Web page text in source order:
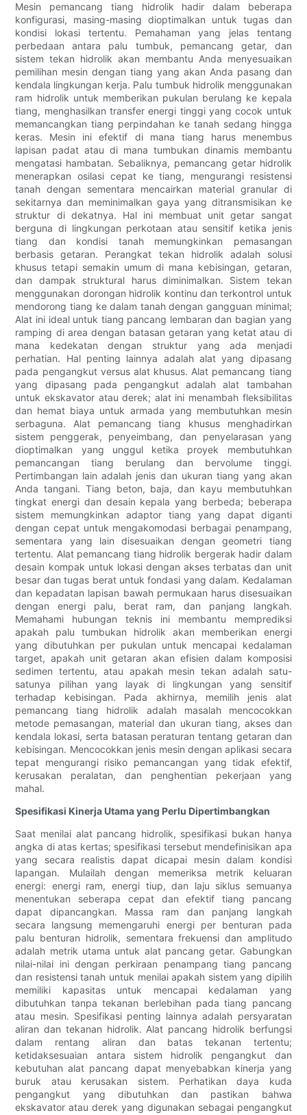
Mesin pemancang tiang hidrolik hadir dalam beberapa
konfigurasi, masing-masing dioptimalkan untuk tugas dan
kondisi lokasi tertentu. Pemahaman yang jelas tentang
perbedaan antara palu tumbuk, pemancang getar, dan
sistem tekan hidrolik akan membantu Anda menyesuaikan
pemilihan mesin dengan tiang yang akan Anda pasang dan
kendala lingkungan kerja. Palu tumbuk hidrolik menggunakan
ram hidrolik untuk memberikan pukulan berulang ke kepala
tiang, menghasilkan transfer energi tinggi yang cocok untuk
memancangkan tiang perpindahan ke tanah sedang hingga
keras. Mesin ini efektif di mana tiang harus menembus
lapisan padat atau di mana tumbukan dinamis membantu
mengatasi hambatan. Sebaliknya, pemancang getar hidrolik
menerapkan osilasi cepat ke tiang, mengurangi resistensi
tanah dengan sementara mencairkan material granular di
sekitarnya dan meminimalkan gaya yang ditransmisikan ke
struktur di dekatnya. Hal ini membuat unit getar sangat
berguna di lingkungan perkotaan atau sensitif ketika jenis
tiang dan kondisi tanah memungkinkan pemasangan
berbasis getaran. Perangkat tekan hidrolik adalah solusi
khusus tetapi semakin umum di mana kebisingan, getaran,
dan dampak struktural harus diminimalkan. Sistem tekan
menggunakan dorongan hidrolik kontinu dan terkontrol untuk
mendorong tiang ke dalam tanah dengan gangguan minimal;
Alat ini ideal untuk tiang pancang lembaran dan bagian yang
ramping di area dengan batasan getaran yang ketat atau di
mana kedekatan dengan struktur yang ada menjadi
perhatian. Hal penting lainnya adalah alat yang dipasang
pada pengangkut versus alat khusus. Alat pemancang tiang
yang dipasang pada pengangkut adalah alat tambahan
untuk ekskavator atau derek; alat ini menambah fleksibilitas
dan hemat biaya untuk armada yang membutuhkan mesin
serbaguna. Alat pemancang tiang khusus menghadirkan
sistem penggerak, penyeimbang, dan penyelarasan yang
dioptimalkan yang unggul ketika proyek membutuhkan
pemancangan tiang berulang dan bervolume tinggi.
Pertimbangan lain adalah jenis dan ukuran tiang yang akan
Anda tangani. Tiang beton, baja, dan kayu membutuhkan
tingkat energi dan desain kepala yang berbeda; beberapa
sistem memungkinkan adaptor tiang yang dapat diganti
dengan cepat untuk mengakomodasi berbagai penampang,
sementara yang lain disesuaikan dengan geometri tiang
tertentu. Alat pemancang tiang hidrolik bergerak hadir dalam
desain kompak untuk lokasi dengan akses terbatas dan unit
besar dan tugas berat untuk fondasi yang dalam. Kedalaman
dan kepadatan lapisan bawah permukaan harus disesuaikan
dengan energi palu, berat ram, dan panjang langkah.
Memahami hubungan teknis ini membantu memprediksi
apakah palu tumbukan hidrolik akan memberikan energi
yang dibutuhkan per pukulan untuk mencapai kedalaman
target, apakah unit getaran akan efisien dalam komposisi
sedimen tertentu, atau apakah mesin tekan adalah satu-
satunya pilihan yang layak di lingkungan yang sensitif
terhadap kebisingan. Pada akhirnya, memilih jenis alat
pemancang tiang hidrolik adalah masalah mencocokkan
metode pemasangan, material dan ukuran tiang, akses dan
kendala lokasi, serta batasan peraturan tentang getaran dan
kebisingan. Mencocokkan jenis mesin dengan aplikasi secara
tepat mengurangi risiko pemancangan yang tidak efektif,
kerusakan peralatan, dan penghentian pekerjaan yang
mahal.
Spesifikasi Kinerja Utama yang Perlu Dipertimbangkan
Saat menilai alat pancang hidrolik, spesifikasi bukan hanya
angka di atas kertas; spesifikasi tersebut mendefinisikan apa
yang secara realistis dapat dicapai mesin dalam kondisi
lapangan. Mulailah dengan memeriksa metrik keluaran
energi: energi ram, energi tiup, dan laju siklus semuanya
menentukan seberapa cepat dan efektif tiang pancang
dapat dipancangkan. Massa ram dan panjang langkah
secara langsung memengaruhi energi per benturan pada
palu benturan hidrolik, sementara frekuensi dan amplitudo
adalah metrik utama untuk alat pancang getar. Gabungkan
nilai-nilai ini dengan perkiraan penampang tiang pancang
dan resistensi tanah untuk menilai apakah sistem yang dipilih
memiliki kapasitas untuk mencapai kedalaman yang
dibutuhkan tanpa tekanan berlebihan pada tiang pancang
atau mesin. Spesifikasi penting lainnya adalah persyaratan
aliran dan tekanan hidrolik. Alat pancang hidrolik berfungsi
dalam rentang aliran dan batas tekanan tertentu;
ketidaksesuaian antara sistem hidrolik pengangkut dan
kebutuhan alat pancang dapat menyebabkan kinerja yang
buruk atau kerusakan sistem. Perhatikan daya kuda
pengangkut yang dibutuhkan dan pastikan bahwa
ekskavator atau derek yang digunakan sebagai pengangkut